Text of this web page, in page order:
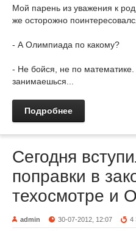
Мой парень из уважения к
же осторожно
- А Олимпиада по какому?
- Не бойся, не по
занимаешься...
Подробнее
Сегодня
поправки в
техосмотре и
admin 30-07-2012, 12:07 4